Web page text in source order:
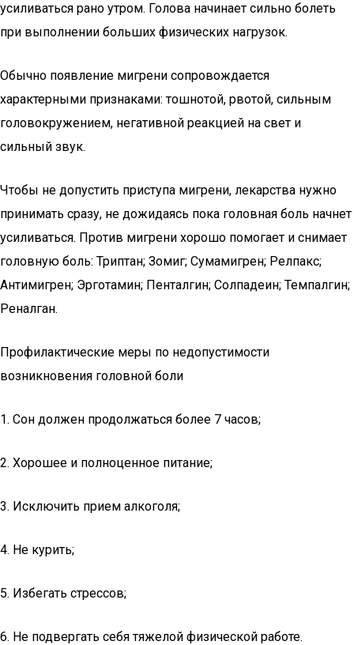
усиливаться рано утром. Голова начинает сильно болеть
при выполнении больших физических нагрузок.
Обычно появление мигрени сопровождается
характерными признаками: тошнотой, рвотой, сильным
головокружением, негативной реакцией на свет и
сильный звук.
Чтобы не допустить приступа мигрени, лекарства нужно
принимать сразу, не дожидаясь пока головная боль начнет
усиливаться. Против мигрени хорошо помогает и снимает
головную боль: Триптан; Зомиг; Сумамигрен; Релпакс;
Антимигрен; Эрготамин; Пенталгин; Солпадеин; Темпалгин;
Реналган.
Профилактические меры по недопустимости
возникновения головной боли
1. Сон должен продолжаться более 7 часов;
2. Хорошее и полноценное питание;
3. Исключить прием алкоголя;
4. Не курить;
5. Избегать стрессов;
6. Не подвергать себя тяжелой физической работе.